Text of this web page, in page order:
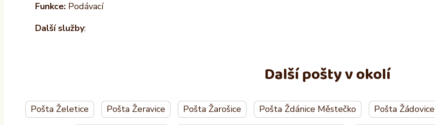
Funkce: Podávací
Další služby:
Další pošty v okolí
Pošta Želetice Pošta Žeravice Pošta Žarošice Pošta Ždánice Městečko Pošta Žádovice